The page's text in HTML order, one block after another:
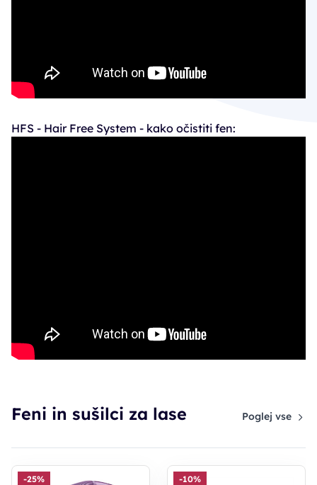
HFS - Hair Free System - kako očistiti fen:
Feni in sušilci za lase Poglej vse
-25% -10%